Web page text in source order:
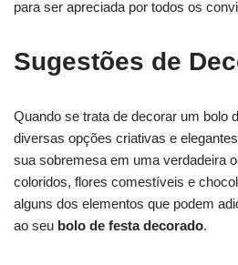
para ser apreciada por todos os
Sugestões de
Quando se trata de decorar um bolo
diversas opções criativas e
sua sobremesa em uma verdadeira
coloridos, flores comestíveis e
alguns dos elementos que podem
ao seu bolo de festa decorado.